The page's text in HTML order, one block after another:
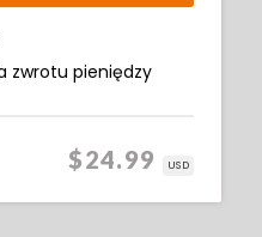
zwrotu pieniędzy
$24.99 USD